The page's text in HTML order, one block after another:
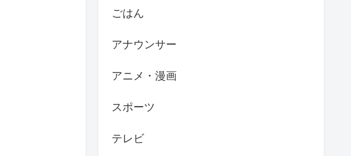
ごはん
アナウンサー
アニメ・漫画
スポーツ
テレビ